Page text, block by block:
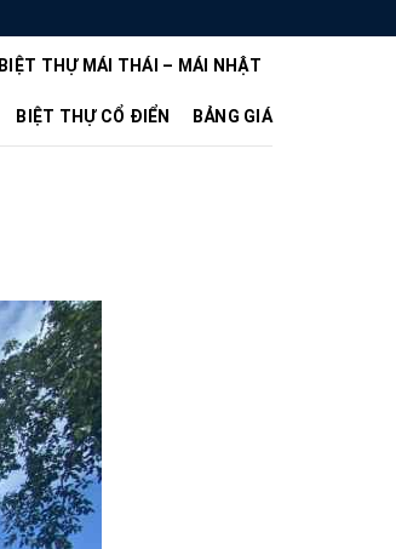
BIỆT THỰ MÁI THÁI – MÁI NHẬT
BIỆT THỰ CỔ ĐIỂN BẢNG GIÁ